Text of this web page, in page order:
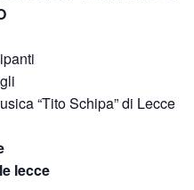
“Tito Schipa” di Lecce
lecce